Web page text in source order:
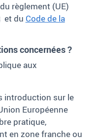
règlement (UE)
et du Code de la
concernées?
aux
introduction sur le
Européenne
pratique,
en zone franche ou